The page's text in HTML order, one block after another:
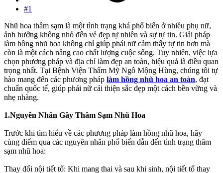
#1
Nhũ hoa thâm sạm là một tình trạng khá phổ biến ở nhiều phụ nữ,
ảnh hưởng không nhỏ đến vẻ đẹp tự nhiên và sự tự tin. Giải pháp
làm hồng nhũ hoa không chỉ giúp phái nữ cảm thấy tự tin hơn mà
còn là một cách nâng cao chất lượng cuộc sống. Tuy nhiên, việc lựa
chọn phương pháp và địa chỉ làm đẹp an toàn, hiệu quả là điều quan
trọng nhất. Tại Bệnh Viện Thẩm Mỹ Ngô Mộng Hùng, chúng tôi tự
hào mang đến các phương pháp làm hồng nhũ hoa an toàn, đạt
chuẩn quốc tế, giúp phái nữ cải thiện sắc đẹp một cách bền vững và
nhẹ nhàng.
1.Nguyên Nhân Gây Thâm Sạm Nhũ Hoa
Trước khi tìm hiểu về các phương pháp làm hồng nhũ hoa, hãy
cùng điểm qua các nguyên nhân phổ biến dẫn đến tình trạng thâm
sạm nhũ hoa:
Thay đổi nội tiết tố: Khi mang thai và sau khi sinh, nội tiết tố thay